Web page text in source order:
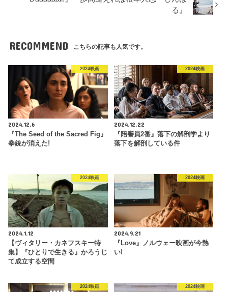
る』
RECOMMEND こちらの記事も人気です。
2024映画
2024.12.6
『The Seed of the Sacred Fig』
拳銃が消えた!
2024映画
2024.12.22
『陪審員2番』落下の解剖学より
落下を解剖している件
2024映画
2024.1.12
【ヴィタリー・カネフスキー特
集】『ひとりで生きる』かろうじ
て成立する空間
2024映画
2024.9.21
『Love』ノルウェー映画が今熱
い!
2024映画 2024映画